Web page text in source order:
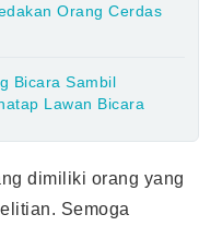
Orang Cerdas
Bicara Sambil
Lawan Bicara
dimiliki orang yang
Semoga